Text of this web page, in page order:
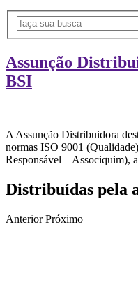
Assunção
BSI
A Assunção Distribuidora
normas ISO 9001
Responsável – Associquim),
Distribuídas pela
Anterior Próximo